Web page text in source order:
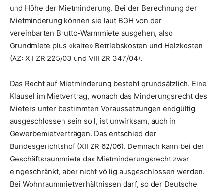
und Höhe der Mietminderung. Bei der Berechnung der
Mietminderung können sie laut BGH von der
vereinbarten Brutto-Warmmiete ausgehen, also
Grundmiete plus «kalte» Betriebskosten und Heizkosten
(AZ: XII ZR 225/03 und VIII ZR 347/04).
Das Recht auf Mietminderung besteht grundsätzlich. Eine
Klausel im Mietvertrag, wonach das Minderungsrecht des
Mieters unter bestimmten Voraussetzungen endgültig
ausgeschlossen sein soll, ist unwirksam, auch in
Gewerbemietverträgen. Das entschied der
Bundesgerichtshof (XII ZR 62/06). Demnach kann bei der
Geschäftsraummiete das Mietminderungsrecht zwar
eingeschränkt, aber nicht völlig ausgeschlossen werden.
Bei Wohnraummietverhältnissen darf, so der Deutsche